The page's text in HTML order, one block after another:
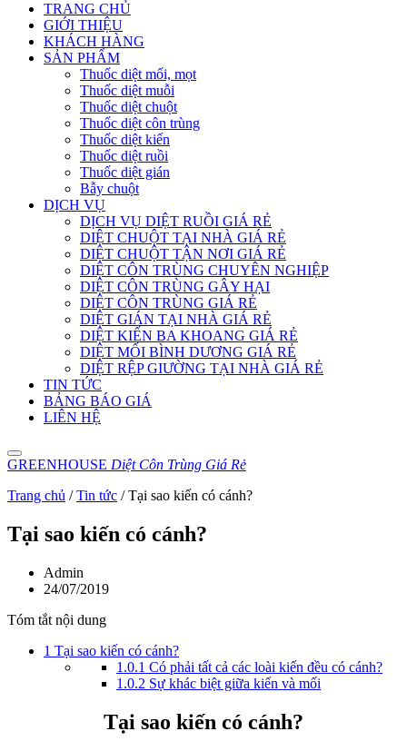
TRANG CHỦ
GIỚI THIỆU
KHÁCH HÀNG
SẢN PHẨM
Thuốc diệt mối, mọt
Thuốc diệt muỗi
Thuốc diệt chuột
Thuốc diệt côn trùng
Thuốc diệt kiến
Thuốc diệt ruồi
Thuốc diệt gián
Bẫy chuột
DỊCH VỤ
DỊCH VỤ DIỆT RUỒI GIÁ RẺ
DIỆT CHUỘT TẠI NHÀ GIÁ RẺ
DIỆT CHUỘT TẬN NƠI GIÁ RẺ
DIỆT CÔN TRÙNG CHUYÊN NGHIỆP
DIỆT CÔN TRÙNG GÂY HẠI
DIỆT CÔN TRÙNG GIÁ RẺ
DIỆT GIÁN TẠI NHÀ GIÁ RẺ
DIỆT KIẾN BA KHOANG GIÁ RẺ
DIỆT MỐI BÌNH DƯƠNG GIÁ RẺ
DIỆT RỆP GIƯỜNG TẠI NHÀ GIÁ RẺ
TIN TỨC
BẢNG BÁO GIÁ
LIÊN HỆ
GREENHOUSE Diệt Côn Trùng Giá Rẻ
Trang chủ /Tin tức /Tại sao kiến có cánh?
Tại sao kiến có cánh?
Admin
24/07/2019
Tóm tắt nội dung
1 Tại sao kiến có cánh?
1.0.1 Có phải tất cả các loài kiến đều có cánh?
1.0.2 Sự khác biệt giữa kiến và mối
Tại sao kiến có cánh?